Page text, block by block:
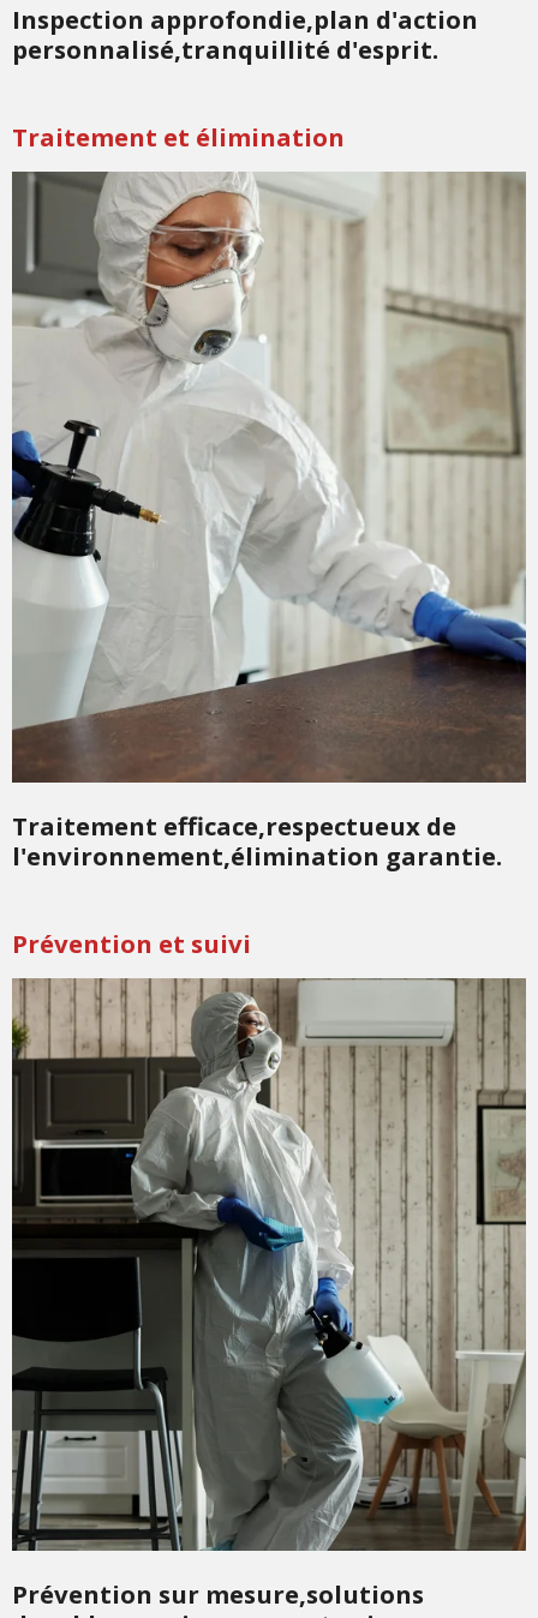
Inspection approfondie,plan d'action
personnalisé,tranquillité d'esprit.
Traitement et élimination
Traitement efficace,respectueux de
l'environnement,élimination garantie.
Prévention et suivi
Prévention sur mesure,solutions